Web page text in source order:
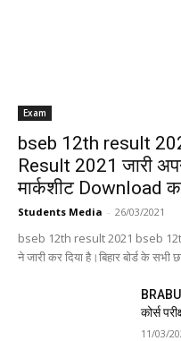
Exam
bseb 12th result
Result 2021 जारी
मार्कशीट Download
Students Media - 26/03/2021
bseb 12th result 2021 bseb 12th
ने जारी कर दिया है।बिहार बोर्ड के सभी
कोर्स
11/03/